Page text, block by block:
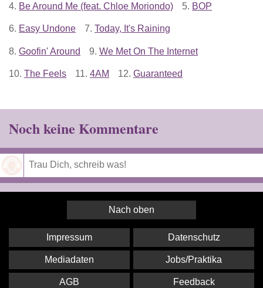
4. Be Around Me (feat. Chloe Moriondo) 5. BOP
6. Easy Undone 7. Today, It's Raining
8. Goofin' Around 9. We Met On The Internet
10. The Feels 11. 4AM 12. Guaranteed
Noch keine Kommentare
Nach oben
Impressum Datenschutz
Mediadaten Jobs/Praktika
AGB Feedback